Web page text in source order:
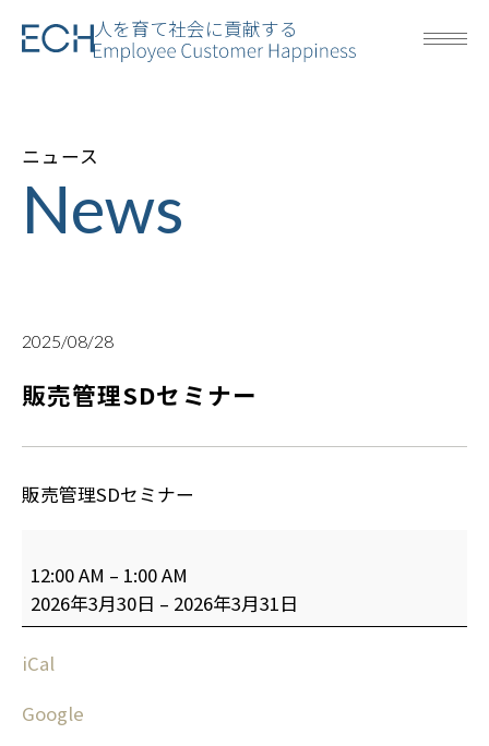
人を育て社会に貢献する
ニュース
News
2025/08/28
販売管理SDセミナー
販売管理SDセミナー
12:00 AM – 1:00 AM
2026年3月30日 – 2026年3月31日
iCal
Google